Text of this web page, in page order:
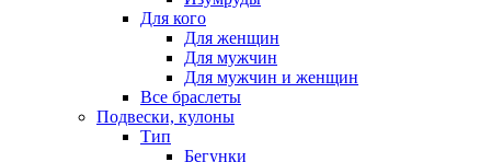
Для кого
Для женщин
Для мужчин
Для мужчин и женщин
Все браслеты
Подвески, кулоны
Тип
Бегунки